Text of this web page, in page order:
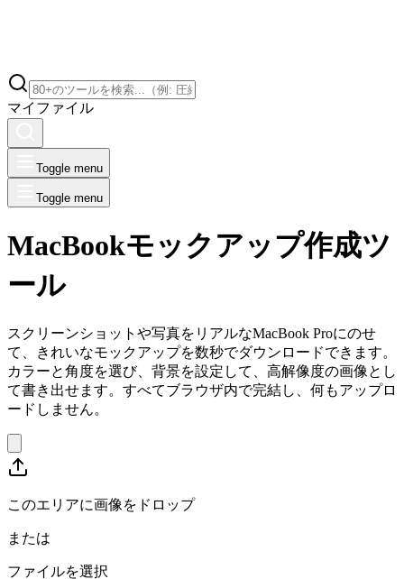
マイファイル
Toggle menu
Toggle menu
MacBookモックアップ作成ツ
ール
スクリーンショットや写真をリアルなMacBook Proにのせ
て、きれいなモックアップを数秒でダウンロードできます。
カラーと角度を選び、背景を設定して、高解像度の画像とし
て書き出せます。すべてブラウザ内で完結し、何もアップロ
ードしません。
このエリアに画像をドロップ
または
ファイルを選択